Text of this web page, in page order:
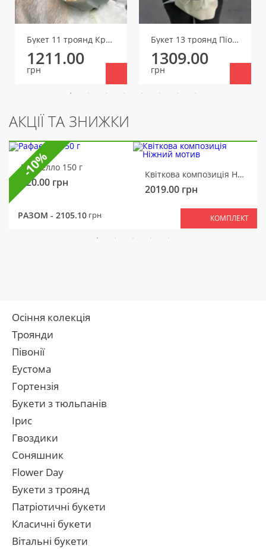
Букет 11 троянд Крем Фрагранс
1211.00
грн
Букет 13 троянд Піоні Баблз
1309.00
грн
АКЦІЇ ТА ЗНИЖКИ
Рафаелло 150 г
320.00 грн
Квіткова композиція Ніжний мотив
2019.00 грн
РАЗОМ - 2105.10 грн КОМПЛЕКТ
-10%
Осіння колекція
Троянди
Півонії
Еустома
Гортензія
Букети з тюльпанів
Ірис
Гвоздики
Соняшник
Flower Day
Букети з троянд
Патріотичні букети
Класичні букети
Вітальні букети